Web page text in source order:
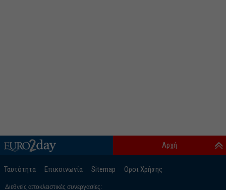
Ταυτότητα Επικοινωνία Sitemap Οροι Χρήσης
Αρχή
Διεθνείς αποκλειστικές συνεργασίες: